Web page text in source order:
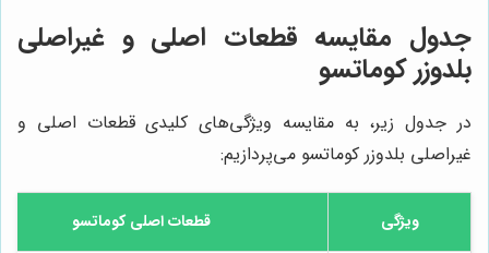
جدول مقایسه قطعات اصلی و غیراصلی
بلدوزر کوماتسو
در جدول زیر، به مقایسه ویژگی‌های کلیدی قطعات اصلی و
غیراصلی بلدوزر کوماتسو می‌پردازیم:
ویژگی قطعات اصلی کوماتسو